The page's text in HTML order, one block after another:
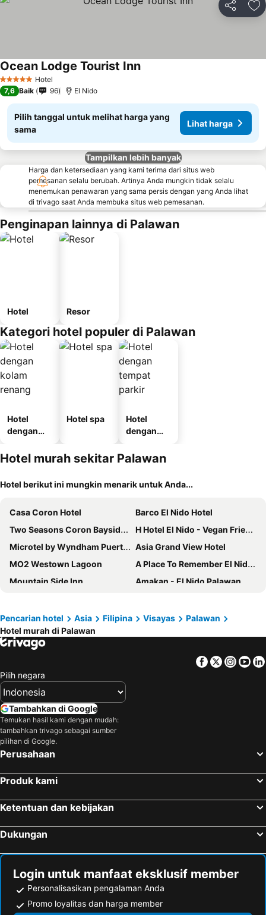
Bagikan
5 Bintang Hotel
Ocean Lodge Tourist InnLihat harga
7,6 Baik 96 El Nido
Pilih tanggal untuk melihat harga yang
sama
Lihat harga
Tampilkan lebih banyak
Harga dan ketersediaan yang kami terima dari situs web
pemesanan selalu berubah. Artinya Anda mungkin tidak selalu
menemukan penawaran yang sama persis dengan yang Anda lihat
di trivago saat Anda membuka situs web pemesanan.
Penginapan lainnya di Palawan
Hotel Resor
Kategori hotel populer di Palawan
Hotel
dengan
renang
Hotel spa
Hotel
dengan
parkir
Hotel murah sekitar Palawan
Hotel berikut ini mungkin menarik untuk Anda...
Casa Coron Hotel
Barco El Nido Hotel
Two Seasons Coron Bayside Hotel
H Hotel El Nido - Vegan Friendly Hotel
Microtel by Wyndham Puerto Princesa
Asia Grand View Hotel
MO2 Westown Lagoon
A Place To Remember El Nido Palawan
Mountain Side Inn
Amakan - El Nido Palawan
Ocean Star Hotel
Villa Israel Ecopark El Nido
Amanpulo
Sunlight Hotel Puerto Princesa
Ponce De Leon Garden Resort Powered by ASTON
Mayumi Lodge
Grande Vista Hotel
D' Lucky Garden Inn & Suites
Huma Island
Pencarian hotel Asia Filipina Visayas
Palawan
Hotel murah di Palawan
Facebook
Twitter
Pilih negara
Tambahkan di Google
Temukan hasil kami dengan mudah:
tambahkan trivago sebagai sumber
pilihan di Google.
Perusahaan
Produk kami
Ketentuan dan kebijakan
Dukungan
Login untuk manfaat eksklusif member
Personalisasikan pengalaman Anda
Promo loyalitas dan harga member